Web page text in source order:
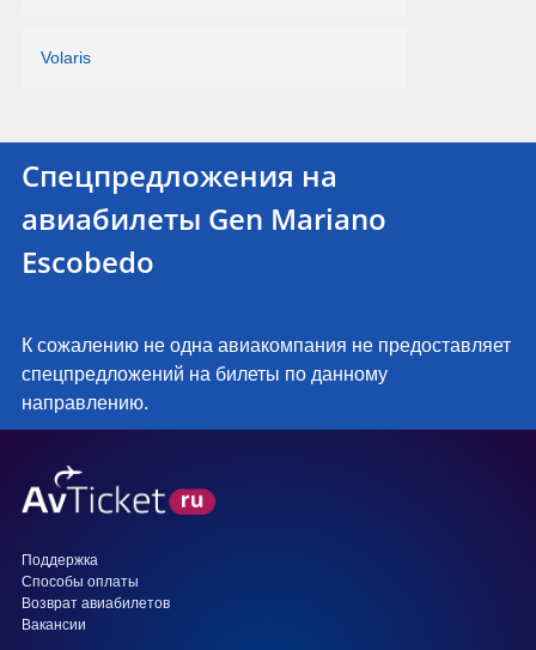
Volaris
Спецпредложения на
авиабилеты Gen Mariano
Escobedo
К сожалению не одна авиакомпания не предоставляет
спецпредложений на билеты по данному
направлению.
Поддержка
Способы оплаты
Возврат авиабилетов
Вакансии